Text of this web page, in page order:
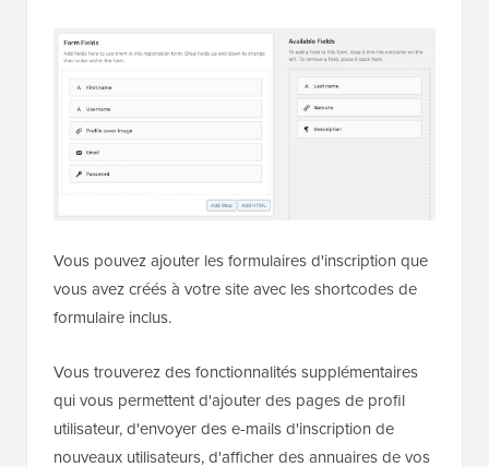
Vous pouvez ajouter les formulaires d'inscription que
vous avez créés à votre site avec les shortcodes de
formulaire inclus.
Vous trouverez des fonctionnalités supplémentaires
qui vous permettent d'ajouter des pages de profil
utilisateur, d'envoyer des e-mails d'inscription de
nouveaux utilisateurs, d'afficher des annuaires de vos